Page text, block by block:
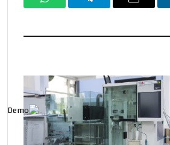
البريد
تيلقرام واتساب